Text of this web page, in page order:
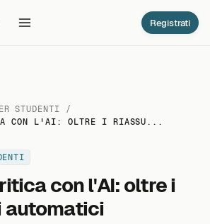
Registrati
STUDENTI
CON L'AI: OLTRE I RIASSU...
con l'AI: oltre i
automatici